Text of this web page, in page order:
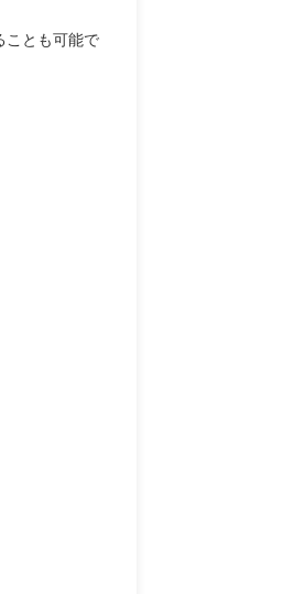
ことも可能で